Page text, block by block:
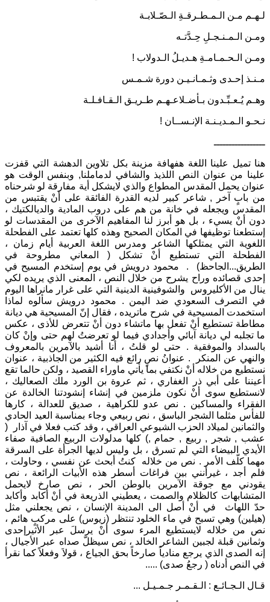
لـهـم مـن الـمـطـرقـةِ الـصّـلابـة
ومـن الـمـنـجـلِ حِـدَّتـه
ومـن الـحـمـامـةِ هـديـلُ الـدولاب !
مـنـذ إحـدى وثـمـانـيـن دورة شـمـس
وهـم يُـعـبِّـدون بـأضـلاعـهـم طـريـق الـقـافـلـة
نـحـو الـمـديـنـة الإنـســان !
ـــــــــــــــــ
هنا تميل علينا اللغة هفهافة مزينة بكل تلاوين الدهشة التي قفزت
علينا من عنوان النص اللذيذ والشافي لدماملنا, وبنفس الوقت هو
عنوان يحمل المقدس المطواع والذي لايشكل أية مفارقة لو شرحناه
من بابٍ آخر , شاعر كبير لديه القدرة الفائقة على أنْ يقتبس من
المقدس ويجعله في خانة من هم على دروب المادية والديالكتيك ،
دون أنْ يسيء ، بل هو أبرز لنا المفاهيم الآخرى من المقدسات لو
إستطعنا توظيفها في المكان الصحيح وهذه كلها تعتمد على الفطحلة
اللغوية التي يمتلكها الشاعر ومدرس اللغة العربية أيام زمان ،
الفطحلة التي تستطيع أنْ تشكل ( المعاني مطروحة في
الطريق...الجاحظ) . محمود درويش في يوم إستخدم المسيح في
إحدى قصائده وراح يشرح من خلال النص ، المعنى الذي يريده لكي
ينال من الأكليروس والشوفينية الدينية التي على غرار مانراها اليوم
في التصرف السعودي ضد اليمن . محمود درويش سألوه لماذا
استخمدت المسيحية في شرح ماتريده ، فقال إنّ المسيحية هي ديانة
مطاطة تستطيع أنْ تفعل بها ماتشاء دون أنْ تتعرض للأذى ، عكس
ما تجلبه لي ديانة آبائي وأجدادي فيما لو تعرضتُ لهم حتى وإنْ كان
بالسداد والموفقية . حتى لو قلتُ ، أنا أشيد بالآمرين بالمعروف
والنهي عن المنكر . عنوانُ نصٍ رائع فيه الكثير من الجاذبية ، عنوان
نستطيع من خلاله أنْ نكتفي بما يأتي ماوراء القصيد ، ولكن حالما تقع
أعيننا على أبي ذر الغفاري ، ثم عروة بن الورد ملك الصعاليك ،
لانستطيع سوى أنْ نكون ملزمين في إنشاء إنشودتنا الخالدة عن
الفقراء والمساكين . نص عدو للكراهية ، صديق للعدالة ، كارها
للفأس مثلما الشجر الباسق ، نص ربيعي وجاء بمناسبة العيد الحادي
والثمانين لميلاد الحزب الشيوعي العراقي ، وقد كتب فعلا في آذار (
عشب , شجر , ربيع , حمام ,) كلها مدلولات الربيع الصافية صفاء
الأيدي البيضاء التي لم تسرق ، بل وليس لديها الجرأة على السرقة
مهما كلّف الأمر . نص من خلاله كنتُ أبحث عن نفسي ، وحاولت ،
فلم أجد ، غيرأنني بين فراغات أسطر هذه الأبيات الرائعة ، نص
يقودني مع جوقة الآمرين بالوطن الحر ، نص صارخ لايحمل
المتشابهات كالظلام والصمت ، يعطيني الذريعة في أنْ أكابد وأكابد
حدّ اللهاث في أنْ أصل الى المدينة الإنسان ، نص يجعلني مثل
(هيلين) وهي تسبح في ماء الخلود تنتظر (زيوس) على مركبٍ هائم ،
نص من خلاله لايستطيع المرء سوى أنْ يرسلَ عبر الأثيرإحدى
وثمانين قبلة لجبين الشاعر الخالد ، نص سيظلّ صداه عبر الأجيال ،
إنه الصدى الذي يرجع منادياً صارخاً بحق الجياع ، قولاَ وفعلاً كما نقرأ
في النص أدناه ( رجعُ صدى) .....
قـال الـجـائـع : الـقـمـر جـمـيـل ...